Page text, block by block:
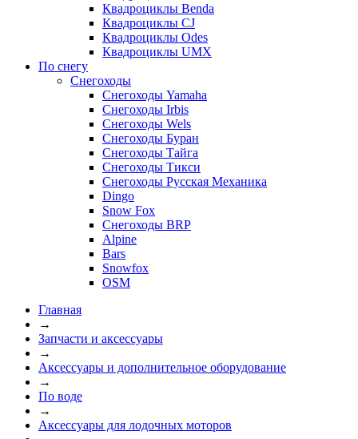
Квадроциклы Benda
Квадроциклы CJ
Квадроциклы Odes
Квадроциклы UMX
По снегу
Снегоходы
Снегоходы Yamaha
Снегоходы Irbis
Снегоходы Wels
Снегоходы Буран
Снегоходы Тайга
Снегоходы Тикси
Снегоходы Русская Механика
Dingo
Snow Fox
Снегоходы BRP
Alpine
Bars
Snowfox
OSM
Главная
→
Запчасти и аксессуары
→
Аксессуары и дополнительное оборудование
→
По воде
→
Аксессуары для лодочных моторов